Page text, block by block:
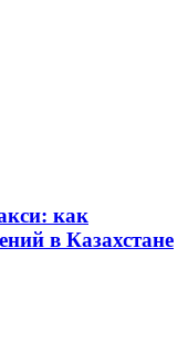
как
в Казахстане